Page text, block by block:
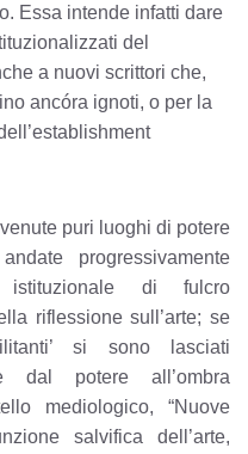
Essa intende infatti dare
del
a nuovi scrittori che,
ancóra ignoti, o per la
puri luoghi di potere
progressivamente
di fulcro
riflessione sull’arte; se
si sono lasciati
dal potere all’ombra
mediologico, “Nuove
salvifica dell’arte,